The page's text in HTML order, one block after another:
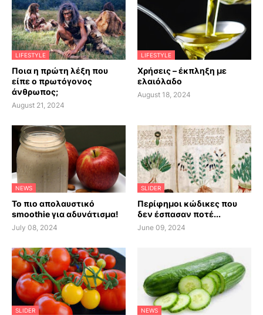
LIFESTYLE
Ποια η πρώτη λέξη που
είπε ο πρωτόγονος
άνθρωπος;
August 21, 2024
LIFESTYLE
Χρήσεις – έκπληξη με
ελαιόλαδο
August 18, 2024
NEWS
Το πιο απολαυστικό
smoothie για αδυνάτισμα!
July 08, 2024
SLIDER
Περίφημοι κώδικες που
δεν έσπασαν ποτέ...
June 09, 2024
SLIDER NEWS